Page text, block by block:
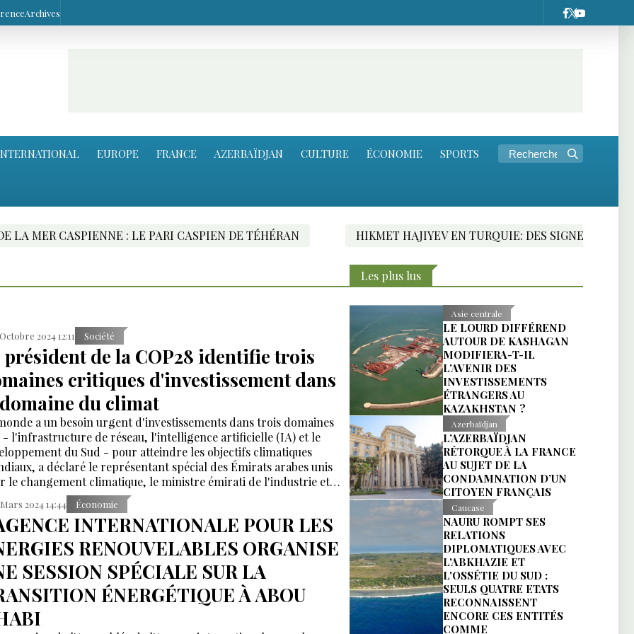
Archives
EUROPE FRANCE AZERBAÏDJAN CULTURE ÉCONOMIE SPORTS
DE TÉHÉRAN HIKMET HAJIYEV EN TURQUIE: DES SIGNES FAVORABLES VERS UN TRAITÉ DE
2024 12:11 Société
président de la COP28 identifie trois
critiques d'investissement dans
du climat
a un besoin urgent d'investissements dans trois domaines
- l'infrastructure de réseau, l'intelligence artificielle (IA) et le
du Sud - pour atteindre les objectifs climatiques
a déclaré le représentant spécial des Émirats arabes unis
le changement climatique, le ministre émirati de l'industrie et
technologies avancées et le président de la COP28, Sultan Ahmed
dans le cadre du premier rapport analytique de l'Agence
pour les énergies renouvelables (IRENA).
2024 14:44 Économie
INTERNATIONALE POUR LES
RENOUVELABLES ORGANISE
SESSION SPÉCIALE SUR LA
ÉNERGÉTIQUE À ABOU
Les plus lus
Asie centrale
LE LOURD DIFFÉREND
AUTOUR DE KASHAGAN
MODIFIERA-T-IL
L’AVENIR DES
INVESTISSEMENTS
ÉTRANGERS AU
KAZAKHSTAN ?
Azerbaïdjan
L’AZERBAÏDJAN
RÉTORQUE À LA FRANCE
AU SUJET DE LA
CONDAMNATION D’UN
CITOYEN FRANÇAIS
Caucase
NAURU ROMPT SES
RELATIONS
DIPLOMATIQUES AVEC
L'ABKHAZIE ET
L'OSSÉTIE DU SUD :
SEULS QUATRE ETATS
RECONNAISSENT
ENCORE CES ENTITÉS
COMME